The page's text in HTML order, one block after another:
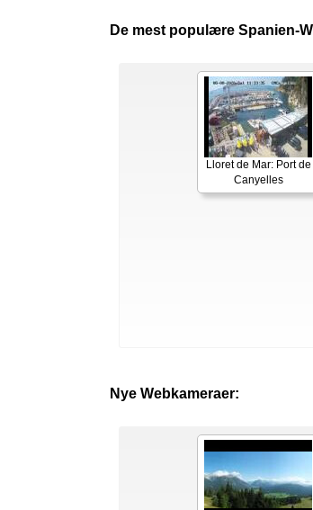
De mest populære Spanien-
Lloret de Mar: Port de
Canyelles
Nye Webkameraer: